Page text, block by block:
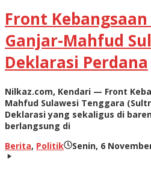
Front
Ganjar-Mahfud
Deklarasi Perdana
Nilkaz.com, Kendari — Front
Mahfud Sulawesi Tenggara
Deklarasi yang sekaligus di
berlangsung di
Berita, Politik Senin, 6